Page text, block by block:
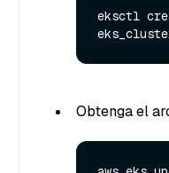
eksctl
Obtenga el